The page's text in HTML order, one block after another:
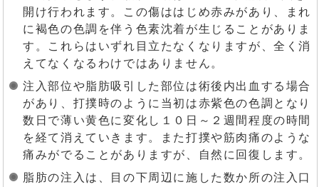
開け行われます。この傷ははじめ赤みがあり、まれ
に褐色の色調を伴う色素沈着が生じることがありま
す。これらはいずれ目立たなくなりますが、全く消
えてなくなるわけではありません。
注入部位や脂肪吸引した部位は術後内出血する場合
があり、打撲時のように当初は赤紫色の色調となり
数日で薄い黄色に変化し１０日～２週間程度の時間
を経て消えていきます。また打撲や筋肉痛のような
痛みがでることがありますが、自然に回復します。
脂肪の注入は、目の下周辺に施した数か所の注入口